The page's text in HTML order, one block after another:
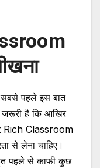
सबसे पहले इस बात
है कि आखिर
Rich Classroom
से लेना चाहिए।
पहले से काफी कुछ